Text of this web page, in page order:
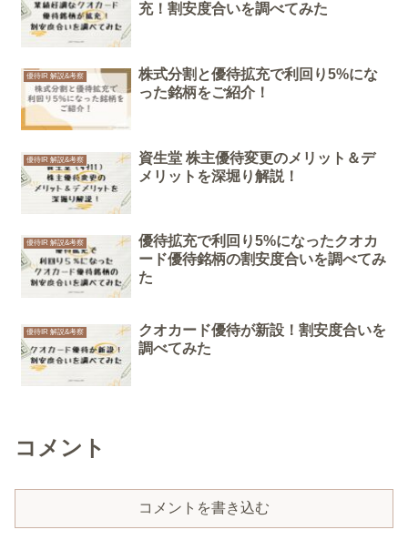
充！割安度合いを調べてみた
優待IR 解説&考察
株式分割と優待拡充で利回り5%にな
った銘柄をご紹介！
優待IR 解説&考察
資生堂 株主優待変更のメリット＆デ
メリットを深堀り解説！
優待IR 解説&考察
優待拡充で利回り5%になったクオカ
ード優待銘柄の割安度合いを調べてみ
た
優待IR 解説&考察
クオカード優待が新設！割安度合いを
調べてみた
コメント
コメントを書き込む